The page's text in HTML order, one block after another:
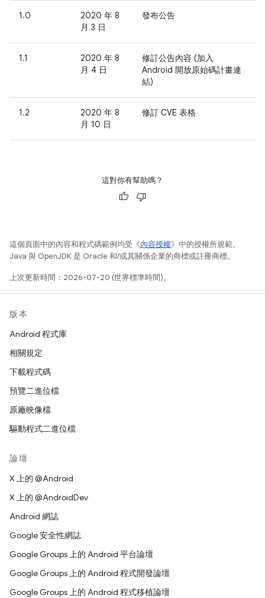
1.0
2020 年 8
月 3 日
發布公告
1.1
2020 年 8
月 4 日
修訂公告內容 (加入
Android 開放原始碼計畫連
結)
1.2
2020 年 8
月 10 日
修訂 CVE 表格
這對你有幫助嗎？
這個頁面中的內容和程式碼範例均受《內容授權》中的授權所規範。
Java 與 OpenJDK 是 Oracle 和/或其關係企業的商標或註冊商標。
上次更新時間：2026-07-20 (世界標準時間)。
版本
Android 程式庫
相關規定
下載程式碼
預覽二進位檔
原廠映像檔
驅動程式二進位檔
論壇
X 上的 @Android
X 上的 @AndroidDev
Android 網誌
Google 安全性網誌
Google Groups 上的 Android 平台論壇
Google Groups 上的 Android 程式開發論壇
Google Groups 上的 Android 程式移植論壇